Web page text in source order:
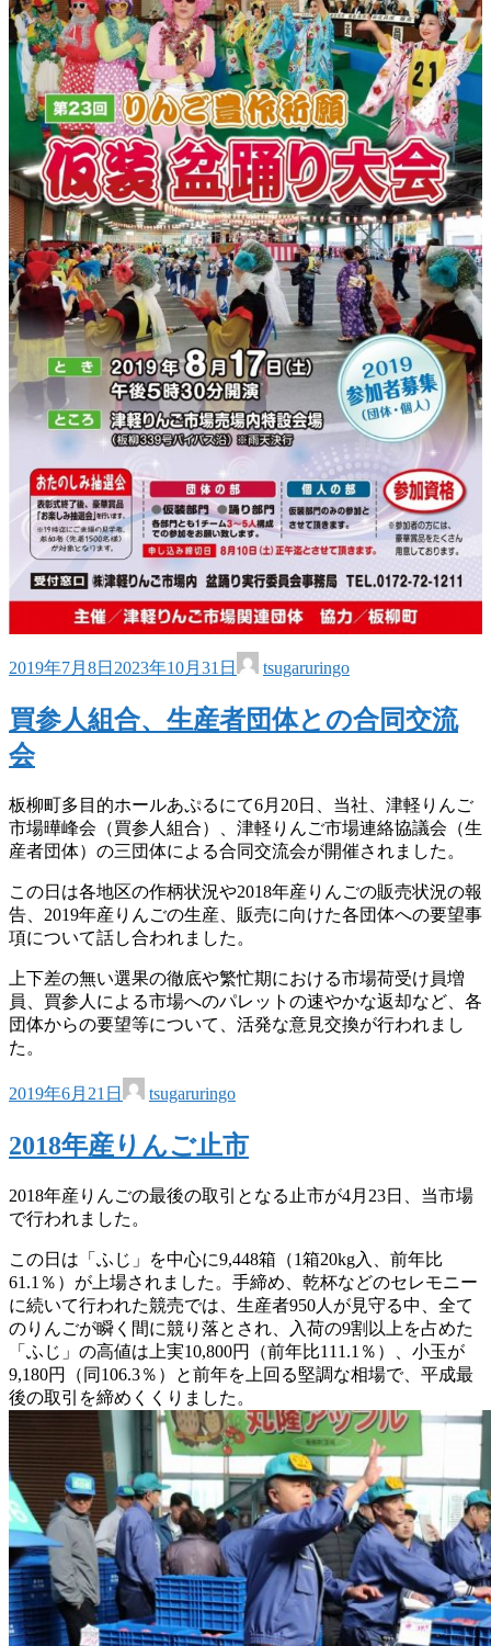
2019年7月8日 2023年10月31日 tsugaruringo
買参人組合、生産者団体との合同交流
会
板柳町多目的ホールあぷるにて6月20日、当社、津軽りんご
市場曄峰会（買参人組合）、津軽りんご市場連絡協議会（生
産者団体）の三団体による合同交流会が開催されました。
この日は各地区の作柄状況や2018年産りんごの販売状況の報
告、2019年産りんごの生産、販売に向けた各団体への要望事
項について話し合われました。
上下差の無い選果の徹底や繁忙期における市場荷受け員増
員、買参人による市場へのパレットの速やかな返却など、各
団体からの要望等について、活発な意見交換が行われまし
た。
2019年6月21日 tsugaruringo
2018年産りんご止市
2018年産りんごの最後の取引となる止市が4月23日、当市場
で行われました。
この日は「ふじ」を中心に9,448箱（1箱20kg入、前年比
61.1％）が上場されました。手締め、乾杯などのセレモニー
に続いて行われた競売では、生産者950人が見守る中、全て
のりんごが瞬く間に競り落とされ、入荷の9割以上を占めた
「ふじ」の高値は上実10,800円（前年比111.1％）、小玉が
9,180円（同106.3％）と前年を上回る堅調な相場で、平成最
後の取引を締めくくりました。